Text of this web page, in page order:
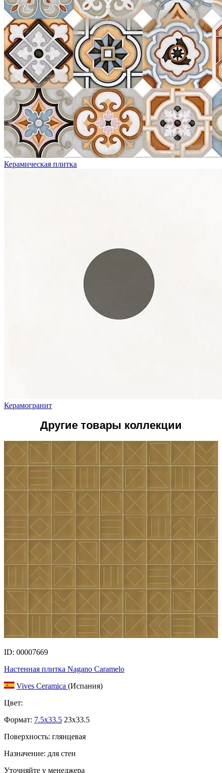
Керамическая плитка
Керамогранит
Другие товары коллекции
ID: 00007669
Настенная плитка Nagano Caramelo
Vives Ceramica (Испания)
Цвет:
Формат: 7.5x33.5 23x33.5
Поверхность: глянцевая
Назначение: для стен
Уточняйте у менеджера